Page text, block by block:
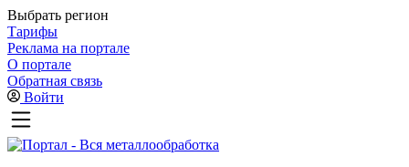
Выбрать регион
Тарифы
Реклама на портале
О портале
Обратная связь
Войти